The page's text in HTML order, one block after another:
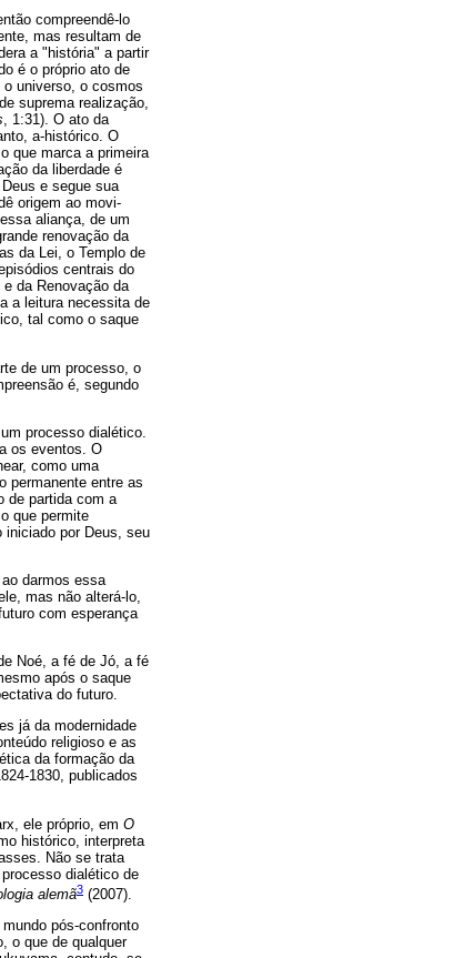
compreendê-lo
mas resultam de
a "história" a partir
é o próprio ato de
universo, o cosmos
suprema realização,
, 1:31). O ato da
a-histórico. O
que marca a primeira
da liberdade é
e segue sua
origem ao movi-
aliança, de um
renovação da
da Lei, o Templo de
centrais do
da Renovação da
a leitura necessita de
tal como o saque
de um processo, o
é, segundo
processo dialético.
os eventos. O
como uma
permanente entre as
de partida com a
que permite
iniciado por Deus, seu
darmos essa
mas não alterá-lo,
com esperança
Noé, a fé de Jó, a fé
após o saque
do futuro.
já da modernidade
religioso e as
da formação da
1830, publicados
ele próprio, em O
histórico, interpreta
Não se trata
dialético de
alemã3 (2007).
pós-confronto
o que de qualquer